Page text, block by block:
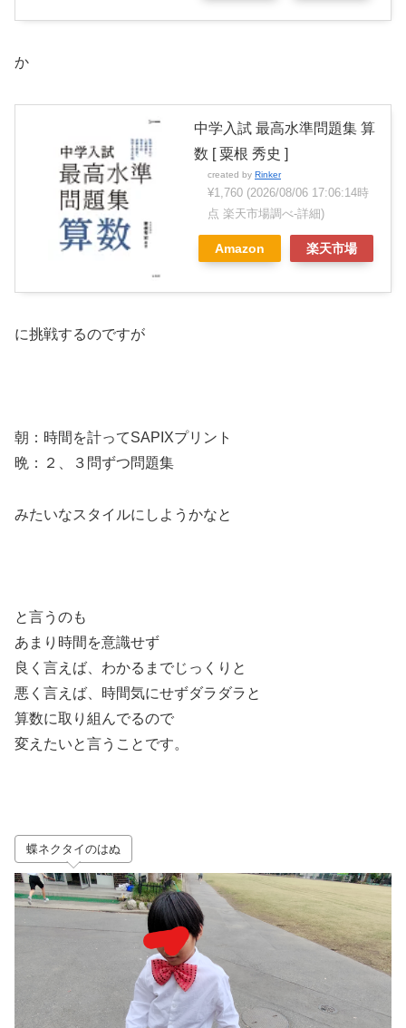
か
中学入試 最高水準問題集 算
数 [ 粟根 秀史 ]
created by Rinker
¥1,760 (2026/08/06 17:06:14時
点 楽天市場調べ-詳細)
Amazon 楽天市場
に挑戦するのですが
朝：時間を計ってSAPIXプリント
晩：２、３問ずつ問題集
みたいなスタイルにしようかなと
と言うのも
あまり時間を意識せず
良く言えば、わかるまでじっくりと
悪く言えば、時間気にせずダラダラと
算数に取り組んでるので
変えたいと言うことです。
蝶ネクタイのはぬ